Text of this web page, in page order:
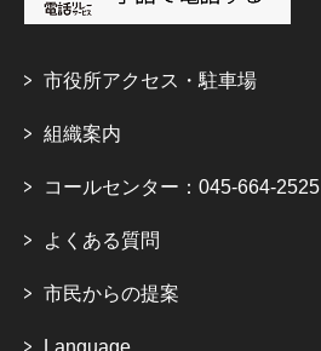
市役所アクセス・駐車場
組織案内
コールセンター：045-664-2525
よくある質問
市民からの提案
Language